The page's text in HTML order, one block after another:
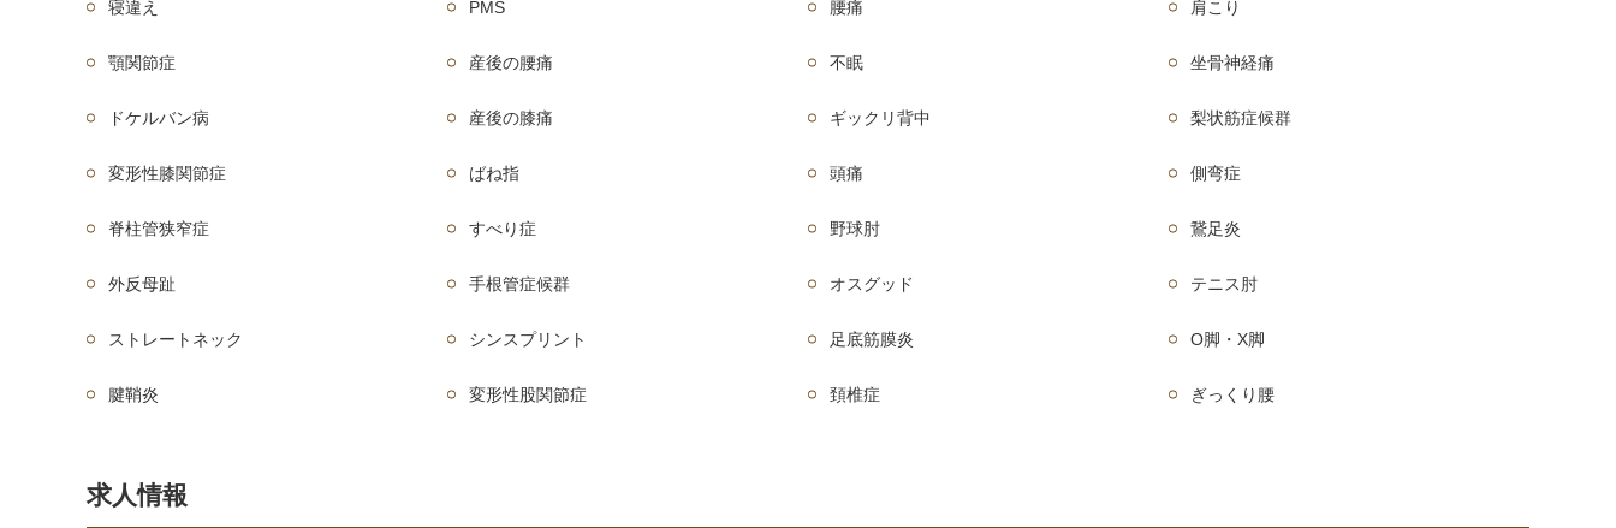
寝違え PMS 腰痛 肩こり
顎関節症 産後の腰痛 不眠 坐骨神経痛
ドケルバン病 産後の膝痛 ギックリ背中 梨状筋症候群
変形性膝関節症 ばね指 頭痛 側弯症
脊柱管狭窄症 すべり症 野球肘 鵞足炎
外反母趾 手根管症候群 オスグッド テニス肘
ストレートネック シンスプリント 足底筋膜炎 O脚・X脚
腱鞘炎 変形性股関節症 頚椎症 ぎっくり腰
求人情報